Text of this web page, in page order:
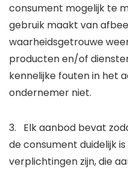
consument mogelijk te
gebruik maakt van
waarheidsgetrouwe
producten en/of
kennelijke fouten in het
ondernemer niet.
3. Elk aanbod bevat
de consument duidelijk
verplichtingen zijn, die